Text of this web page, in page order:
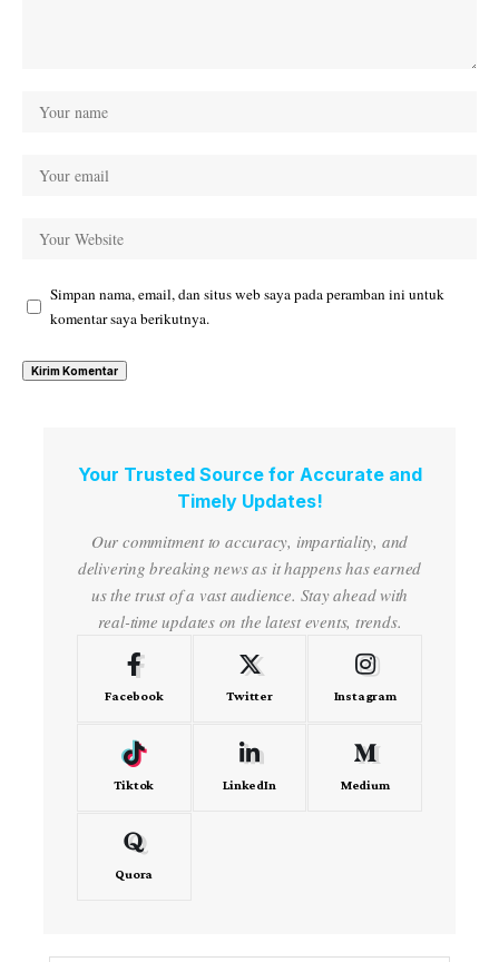
Simpan nama, email, dan situs web saya pada peramban ini untuk
komentar saya berikutnya.
Your Trusted Source for Accurate and
Timely Updates!
Our commitment to accuracy, impartiality, and
delivering breaking news as it happens has earned
us the trust of a vast audience. Stay ahead with
real-time updates on the latest events, trends.
Facebook Twitter Instagram
Tiktok LinkedIn Medium
Quora